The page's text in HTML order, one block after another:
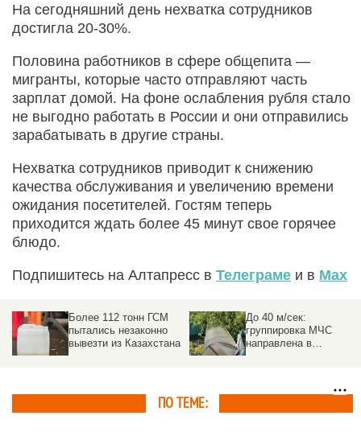
На сегодняшний день нехватка сотрудников
достигла 20-30%.
Половина работников в сфере общепита —
мигранты, которые часто отправляют часть
зарплат домой. На фоне ослабления рубля стало
не выгодно работать в России и они отправились
зарабатывать в другие страны.
Нехватка сотрудников приводит к снижению
качества обслуживания и увеличению времени
ожидания посетителей. Гостям теперь
приходится ждать более 45 минут свое горячее
блюдо.
Подпишитесь на Алтапресс в Телеграме и в Max
Более 112 тонн ГСМ
пытались незаконно
вывезти из Казахстана
До 40 м/сек:
группировка МЧС
направлена в
ПО ТЕМЕ: